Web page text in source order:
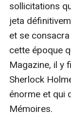
sollicitations
jeta
et se consacra
cette époque
Magazine, il y
Sherlock
énorme et qui
Mémoires.